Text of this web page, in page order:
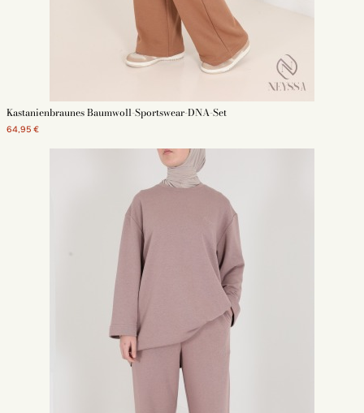
Kastanienbraunes Baumwoll-Sportswear-DNA-Set
64,95 €